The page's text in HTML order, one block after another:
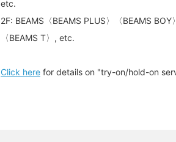
etc.
2F: BEAMS〈BEAMS PLUS〉〈BEAMS BOY
〈BEAMS T〉, etc.
Click here for details on "try-on/hold-on